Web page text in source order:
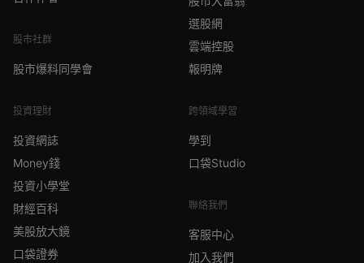
股市社群
股市爆料同學會
投資理財
投資網誌
Money錢
投資小學堂
財經百科
美股放大鏡
口袋證券
選股網
雲端控股
報明牌
跨領域學習
學到
口袋Studio
聯絡我們
客服中心
加入我們